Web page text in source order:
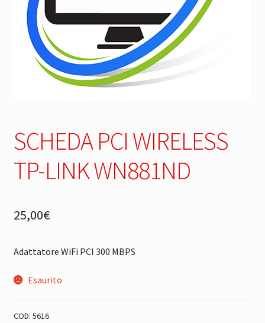
SCHEDA PCI WIRELESS
TP-LINK WN881ND
25,00€
Adattatore WiFi PCI 300 MBPS
Esaurito
COD: 5616